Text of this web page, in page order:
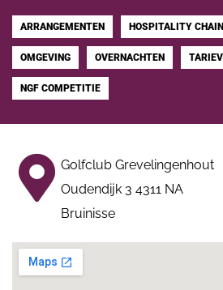
ARRANGEMENTEN HOSPITALITY CHAIN
OMGEVING OVERNACHTEN
NGF COMPETITIE
Golfclub Grevelingenhout
Oudendijk 3 4311 NA
Bruinisse